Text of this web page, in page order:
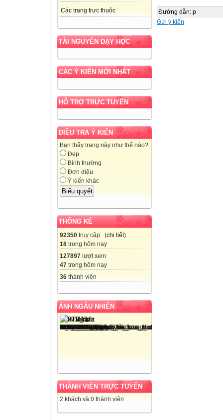
Các trang trực thuộc
TÀI NGUYÊN DẠY HỌC
CÁC Ý KIẾN MỚI NHẤT
HỖ TRỢ TRỰC TUYẾN
ĐIỀU TRA Ý KIẾN
Bạn thấy trang này như thế nào?
Đẹp
Bình thường
Đơn điệu
Ý kiến khác
THỐNG KÊ
92350 truy cập (chi tiết)
18 trong hôm nay
127897 lượt xem
47 trong hôm nay
36 thành viên
ẢNH NGẪU NHIÊN
THÀNH VIÊN TRỰC TUYẾN
2 khách và 0 thành viên
Đường dẫn: p
Gửi ý kiến